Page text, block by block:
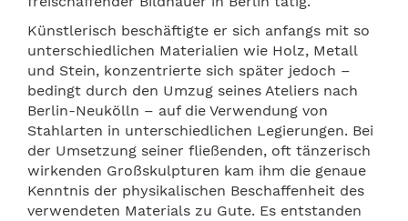
Künstlerisch beschäftigte er sich anfangs mit so
unterschiedlichen Materialien wie Holz, Metall
und Stein, konzentrierte sich später jedoch –
bedingt durch den Umzug seines Ateliers nach
Berlin-Neukölln – auf die Verwendung von
Stahlarten in unterschiedlichen Legierungen. Bei
der Umsetzung seiner fließenden, oft tänzerisch
wirkenden Großskulpturen kam ihm die genaue
Kenntnis der physikalischen Beschaffenheit des
verwendeten Materials zu Gute. Es entstanden